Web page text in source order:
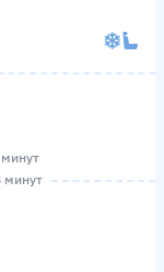
минут